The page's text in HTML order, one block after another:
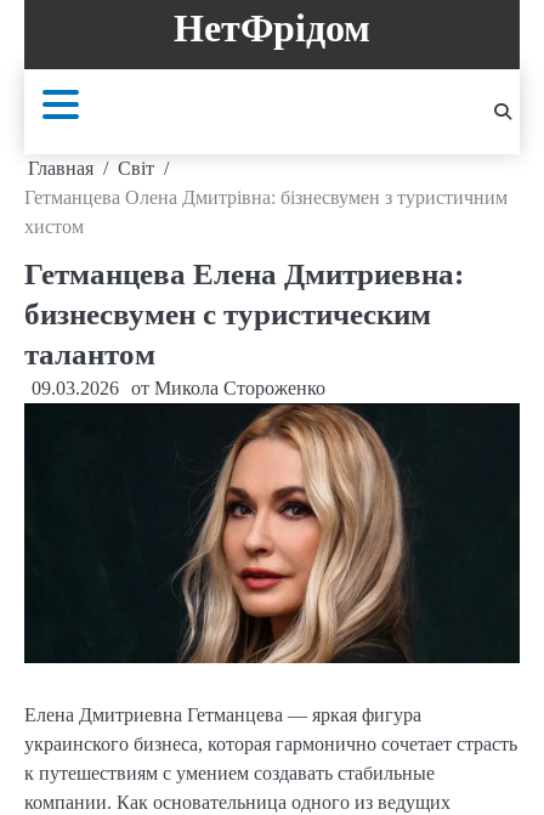
содержанию
НетФрідом
Главная
Світ
Гетманцева Олена Дмитрівна: бізнесвумен з туристичним
хистом
Гетманцева Елена Дмитриевна:
бизнесвумен с туристическим
талантом
09.03.2026 от Микола Стороженко
Елена Дмитриевна Гетманцева — яркая фигура
украинского бизнеса, которая гармонично сочетает страсть
к путешествиям с умением создавать стабильные
компании. Как основательница одного из ведущих